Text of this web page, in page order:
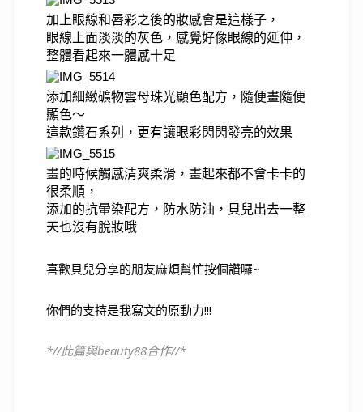
加上眼線和唇彩之後的妝感會是這樣子，
眼線上面淡淡的灰色，感覺好像眼線的延伸，
整體看起來一體感十足
添加細緻礦物雲母珠光顯色配方，隨便畫隨便
顯色～
這款鑽石系列，更有讓眼彩閃閃發亮的效果
畫的時候觸感清爽柔滑，畫起來都不會卡卡的
很柔順，
添加的抗暈染配方，防水防油，貝兒出去一整
天也沒有脫妝哦
喜歡貝兒分享的朋友麻煩幫忙按個讚囉~
你們的支持是我寫文的原動力!!!
*//此篇與beauty88合作//*